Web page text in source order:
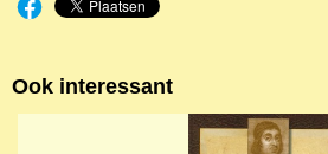
Ook interessant